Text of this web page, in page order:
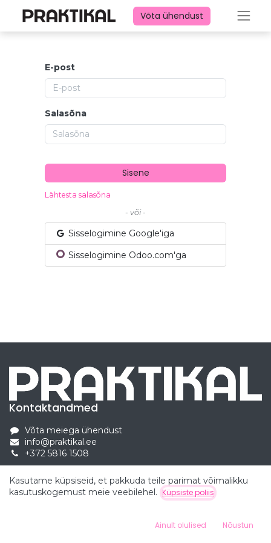
Võta ühendust
E-post
Salasõna
Sisene
Lähtesta salasõna
- või -
Sisselogimine Google'iga
Sisselogimine Odoo.com'ga
Kontaktandmed
Võta meiega ühendust
info@praktikal.ee
+372 5816 1508
Kasutajaõigused © Praktikal Education OÜ
Kasutame küpsiseid, et pakkuda teile parimat võimalikku
kasutuskogemust meie veebilehel. Küpsiste poliis
Ainult olulised Nõustun